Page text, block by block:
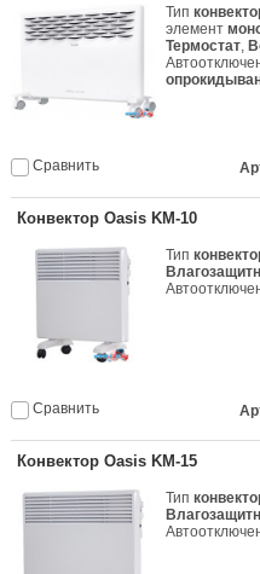
Тип
элемент
Термостат,
Сравнить
Конвектор Oasis KM-10
Тип
Сравнить
Конвектор Oasis KM-15
Тип